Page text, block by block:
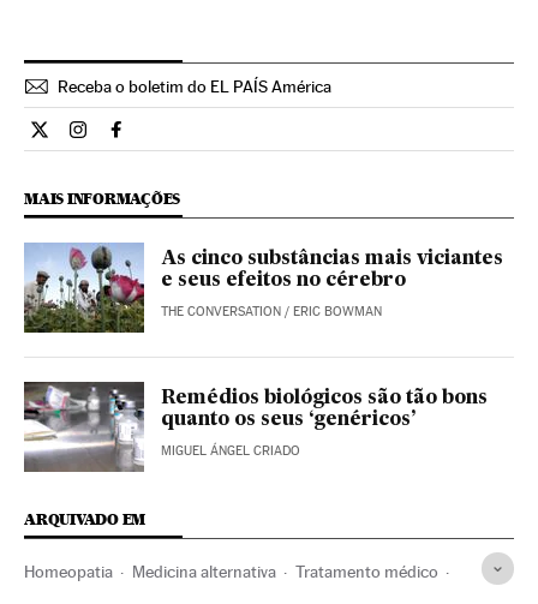
Receba o boletim do EL PAÍS América
Ciencia El País Brasil en Twitter
Ciencia El País Brasil en Instagram
Ciencia El País Brasil en Facebook
MAIS INFORMAÇÕES
As cinco substâncias mais viciantes
e seus efeitos no cérebro
THE CONVERSATION / ERIC BOWMAN
Remédios biológicos são tão bons
quanto os seus ‘genéricos’
MIGUEL ÁNGEL CRIADO
ARQUIVADO EM
Homeopatia Medicina alternativa Tratamento médico